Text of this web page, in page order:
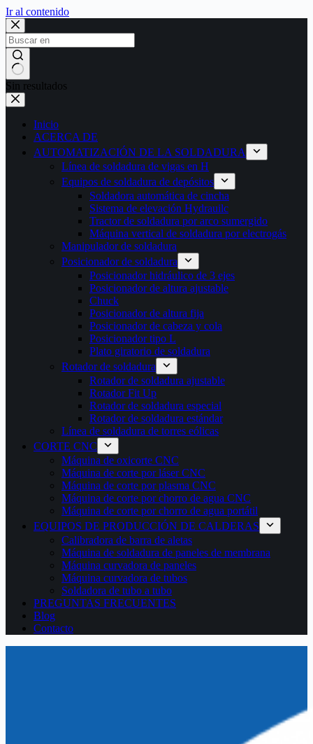
Ir al contenido
Sin resultados
Inicio
ACERCA DE
AUTOMATIZACIÓN DE LA SOLDADURA
Línea de soldadura de vigas en H
Equipos de soldadura de depósitos
Soldadora automática de cincha
Sistema de elevación Hydrauilc
Tractor de soldadura por arco sumergido
Máquina vertical de soldadura por electrogás
Manipulador de soldadura
Posicionador de soldadura
Posicionador hidráulico de 3 ejes
Posicionador de altura ajustable
Chuck
Posicionador de altura fija
Posicionador de cabeza y cola
Posicionador tipo L
Plato giratorio de soldadura
Rotador de soldadura
Rotador de soldadura ajustable
Rotador Fit Up
Rotador de soldadura especial
Rotador de soldadura estándar
Línea de soldadura de torres eólicas
CORTE CNC
Máquina de oxicorte CNC
Máquina de corte por láser CNC
Máquina de corte por plasma CNC
Máquina de corte por chorro de agua CNC
Máquina de corte por chorro de agua portátil
EQUIPOS DE PRODUCCIÓN DE CALDERAS
Calibradora de barra de aletas
Máquina de soldadura de paneles de membrana
Máquina curvadora de paneles
Máquina curvadora de tubos
Soldadora de tubo a tubo
PREGUNTAS FRECUENTES
Blog
Contacto